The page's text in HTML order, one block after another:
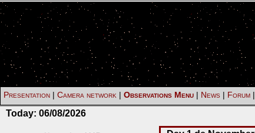
Presentation | Camera network | Observations Menu | News | Forum |
Today: 06/08/2026